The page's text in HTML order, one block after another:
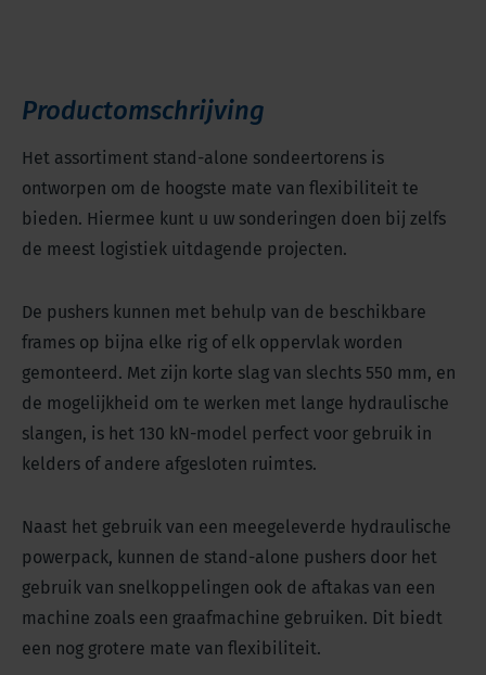
Korte slag, voor plekken met weinig hoofdruimte
Kan worden bediend met lange hydraulische slangen
voor gebruik binnenshuis
Productomschrijving
Het assortiment stand-alone sondeertorens is
ontworpen om de hoogste mate van flexibiliteit te
bieden. Hiermee kunt u uw sonderingen doen bij zelfs
de meest logistiek uitdagende projecten.
De pushers kunnen met behulp van de beschikbare
frames op bijna elke rig of elk oppervlak worden
gemonteerd. Met zijn korte slag van slechts 550 mm, en
de mogelijkheid om te werken met lange hydraulische
slangen, is het 130 kN-model perfect voor gebruik in
kelders of andere afgesloten ruimtes.
Naast het gebruik van een meegeleverde hydraulische
powerpack, kunnen de stand-alone pushers door het
gebruik van snelkoppelingen ook de aftakas van een
machine zoals een graafmachine gebruiken. Dit biedt
een nog grotere mate van flexibiliteit.